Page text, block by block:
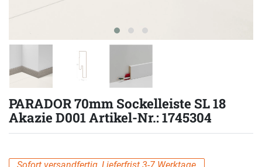
PARADOR 70mm Sockelleiste SL 18
Akazie D001 Artikel-Nr.: 1745304